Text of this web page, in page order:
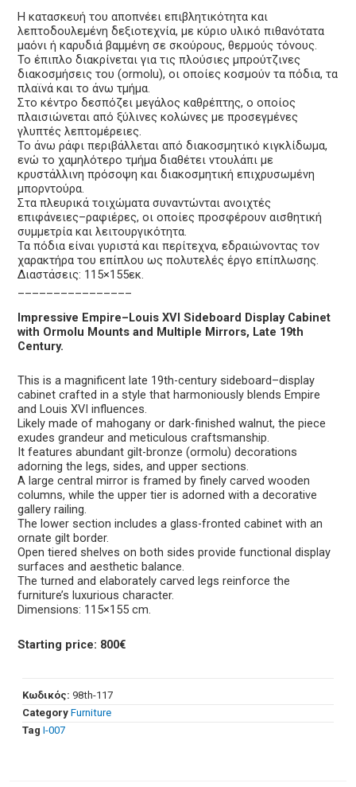
Η κατασκευή του αποπνέει επιβλητικότητα και
λεπτοδουλεμένη δεξιοτεχνία, με κύριο υλικό πιθανότατα
μαόνι ή καρυδιά βαμμένη σε σκούρους, θερμούς τόνους.
Το έπιπλο διακρίνεται για τις πλούσιες μπρούτζινες
διακοσμήσεις του (ormolu), οι οποίες κοσμούν τα πόδια, τα
πλαϊνά και το άνω τμήμα.
Στο κέντρο δεσπόζει μεγάλος καθρέπτης, ο οποίος
πλαισιώνεται από ξύλινες κολώνες με προσεγμένες
γλυπτές λεπτομέρειες.
Το άνω ράφι περιβάλλεται από διακοσμητικό κιγκλίδωμα,
ενώ το χαμηλότερο τμήμα διαθέτει ντουλάπι με
κρυστάλλινη πρόσοψη και διακοσμητική επιχρυσωμένη
μπορντούρα.
Στα πλευρικά τοιχώματα συναντώνται ανοιχτές
επιφάνειες–ραφιέρες, οι οποίες προσφέρουν αισθητική
συμμετρία και λειτουργικότητα.
Τα πόδια είναι γυριστά και περίτεχνα, εδραιώνοντας τον
χαρακτήρα του επίπλου ως πολυτελές έργο επίπλωσης.
Διαστάσεις: 115×155εκ.
Impressive Empire–Louis XVI Sideboard Display Cabinet
with Ormolu Mounts and Multiple Mirrors, Late 19th
Century.
This is a magnificent late 19th-century sideboard–display
cabinet crafted in a style that harmoniously blends Empire
and Louis XVI influences.
Likely made of mahogany or dark-finished walnut, the piece
exudes grandeur and meticulous craftsmanship.
It features abundant gilt-bronze (ormolu) decorations
adorning the legs, sides, and upper sections.
A large central mirror is framed by finely carved wooden
columns, while the upper tier is adorned with a decorative
gallery railing.
The lower section includes a glass-fronted cabinet with an
ornate gilt border.
Open tiered shelves on both sides provide functional display
surfaces and aesthetic balance.
The turned and elaborately carved legs reinforce the
furniture’s luxurious character.
Dimensions: 115×155 cm.
Starting price: 800€
Κωδικός: 98th-117
Category Furniture
Tag Ι-007